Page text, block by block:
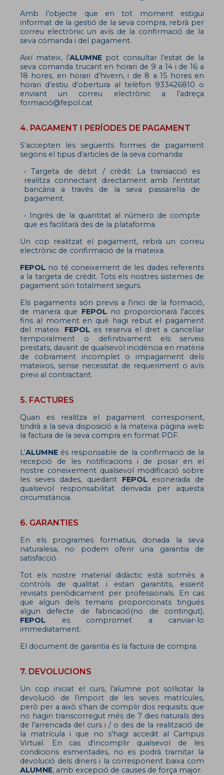
Amb l’objecte que en tot moment estigui
informat de la gestió de la seva compra, rebrà per
correu electrònic un avís de la confirmació de la
seva comanda i del pagament.
Així mateix, l’ALUMNE pot consultar l’estat de la
seva comanda trucant en horari de 9 a 14 i de 16 a
18 hores, en horari d’hivern, i de 8 a 15 hores en
horari d’estiu d’obertura al telèfon 933426810 o
enviant un correu electrònic a l’adreça
formació@fepol.cat
4. PAGAMENT I PERÍODES DE PAGAMENT
S’accepten les següents formes de pagament
segons el tipus d’articles de la seva comanda:
• Targeta de dèbit / crèdit: La transacció es
realitza connectant directament amb l’entitat
bancària a través de la seva passarel·la de
pagament.
• Ingrés de la quantitat al número de compte
que es facilitarà des de la plataforma
Un cop realitzat el pagament, rebrà un correu
electrònic de confirmació de la mateixa.
FEPOL no té coneixement de les dades referents
a la targeta de crèdit. Tots els nostres sistemes de
pagament són totalment segurs.
Els pagaments són previs a l’inici de la formació,
de manera que FEPOLno proporcionarà l’accés
fins al moment en què hagi rebut el pagament
del mateix. FEPOL es reserva el dret a cancel·lar
temporalment o definitivament els serveis
prestats, davant de qualsevol incidència en matèria
de cobrament incomplet o impagament dels
mateixos, sense necessitat de requeriment o avís
previ al contractant.
5. FACTURES
Quan es realitza el pagament corresponent,
tindrà a la seva disposició a la mateixa pàgina web
la factura de la seva compra en format PDF.
L’ALUMNE és responsable de la confirmació de la
recepció de les notificacions i de posar en el
nostre coneixement qualsevol modificació sobre
les seves dades, quedant FEPOLexonerada de
qualsevol responsabilitat derivada per aquesta
circumstància.
6. GARANTIES
En els programes formatius, donada la seva
naturalesa, no podem oferir una garantia de
satisfacció.
Tot els nostre material didàctic està sotmès a
controls de qualitat i estan garantits, essent
revisats periòdicament per professionals. En cas
que algun dels temaris proporcionats tingués
algun defecte de fabricació(no de contingut),
FEPOL es compromet a canviar-lo
immediatament.
El document de garantia és la factura de compra.
7. DEVOLUCIONS
Un cop iniciat el curs, l’alumne pot sol·licitar la
devolució de l’import de les seves matrícules,
però per a això s’han de complir dos requisits: que
no hagin transcorregut més de 7 dies naturals des
de l’arrencada del curs i / o des de la realització de
la matrícula i que no s’hagi accedit al Campus
Virtual. En cas d’incomplir qualsevol de les
condicions esmentades, no es podrà tramitar la
devolució dels diners i la corresponent baixa com
ALUMNE, amb excepció de causes de força major.